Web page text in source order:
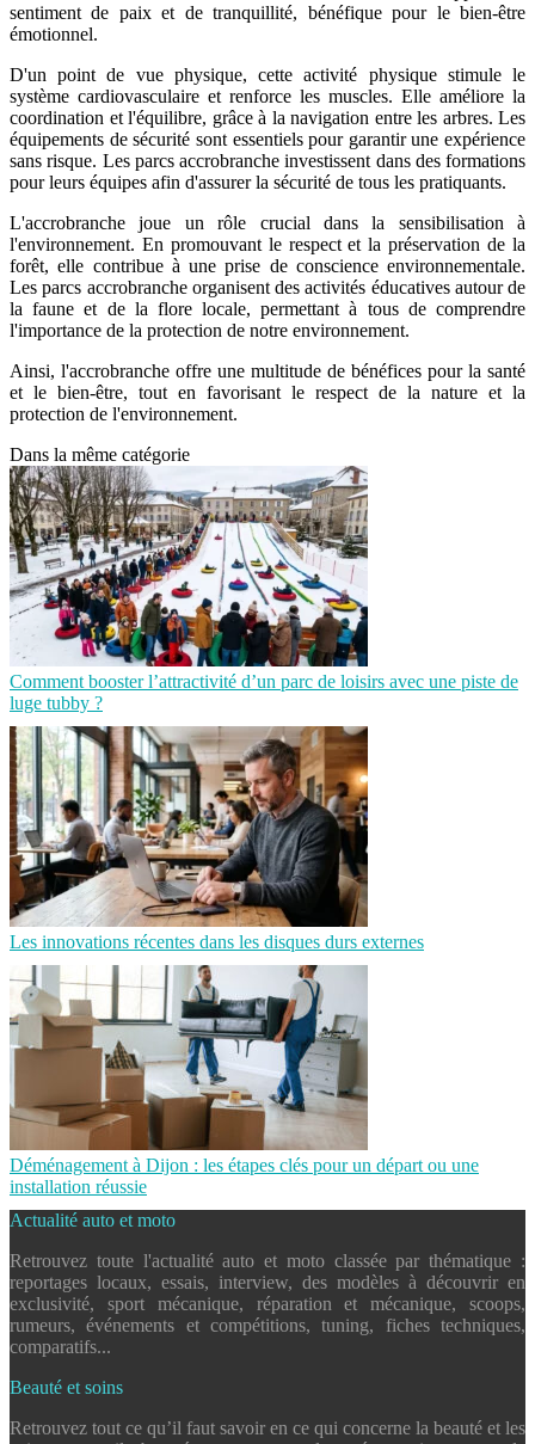
sentiment de paix et de tranquillité, bénéfique pour le bien-être
émotionnel.
D'un point de vue physique, cette activité physique stimule le
système cardiovasculaire et renforce les muscles. Elle améliore la
coordination et l'équilibre, grâce à la navigation entre les arbres. Les
équipements de sécurité sont essentiels pour garantir une expérience
sans risque. Les parcs accrobranche investissent dans des formations
pour leurs équipes afin d'assurer la sécurité de tous les pratiquants.
L'accrobranche joue un rôle crucial dans la sensibilisation à
l'environnement. En promouvant le respect et la préservation de la
forêt, elle contribue à une prise de conscience environnementale.
Les parcs accrobranche organisent des activités éducatives autour de
la faune et de la flore locale, permettant à tous de comprendre
l'importance de la protection de notre environnement.
Ainsi, l'accrobranche offre une multitude de bénéfices pour la santé
et le bien-être, tout en favorisant le respect de la nature et la
protection de l'environnement.
Dans la même catégorie
Comment booster l’attractivité d’un parc de loisirs avec une piste de
luge tubby ?
Les innovations récentes dans les disques durs externes
Déménagement à Dijon : les étapes clés pour un départ ou une
installation réussie
Actualité auto et moto
Retrouvez toute l'actualité auto et moto classée par thématique :
reportages locaux, essais, interview, des modèles à découvrir en
exclusivité, sport mécanique, réparation et mécanique, scoops,
rumeurs, événements et compétitions, tuning, fiches techniques,
comparatifs...
Beauté et soins
Retrouvez tout ce qu’il faut savoir en ce qui concerne la beauté et les